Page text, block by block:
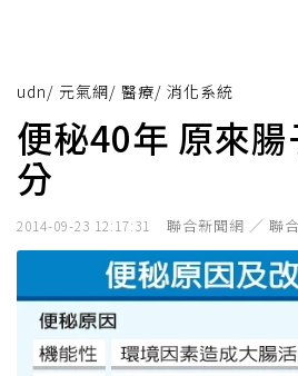
udn/ 元氣網/ 醫療/ 消化系統
便秘40年 原來
分
2014-09-23 12:17:31 聯合新聞網 ／ 聯